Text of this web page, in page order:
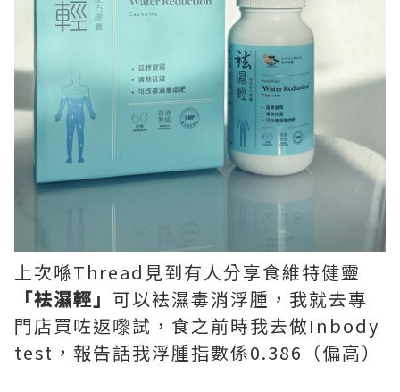
上次喺Thread見到有人分享食維特健靈
「袪濕輕」 可以袪濕毒消浮腫，我就去專
門店買咗返嚟試，食之前時我去做Inbody
test，報告話我浮腫指數係0.386（偏高）